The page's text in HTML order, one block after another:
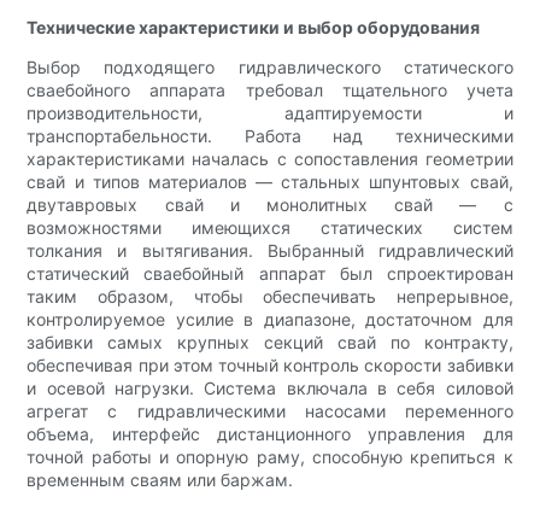
Технические характеристики и выбор оборудования
Выбор подходящего гидравлического статического
сваебойного аппарата требовал тщательного учета
производительности, адаптируемости и
транспортабельности. Работа над техническими
характеристиками началась с сопоставления геометрии
свай и типов материалов — стальных шпунтовых свай,
двутавровых свай и монолитных свай — с
возможностями имеющихся статических систем
толкания и вытягивания. Выбранный гидравлический
статический сваебойный аппарат был спроектирован
таким образом, чтобы обеспечивать непрерывное,
контролируемое усилие в диапазоне, достаточном для
забивки самых крупных секций свай по контракту,
обеспечивая при этом точный контроль скорости забивки
и осевой нагрузки. Система включала в себя силовой
агрегат с гидравлическими насосами переменного
объема, интерфейс дистанционного управления для
точной работы и опорную раму, способную крепиться к
временным сваям или баржам.